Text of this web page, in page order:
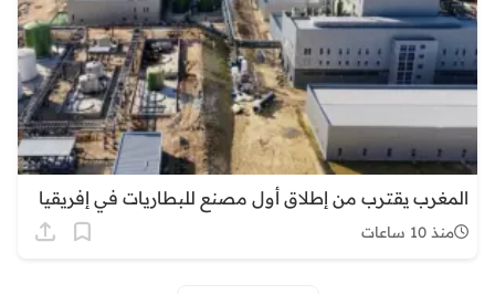
المغرب يقترب من إطلاق أول مصنع للبطاريات في إفريقيا
منذ 10 ساعات